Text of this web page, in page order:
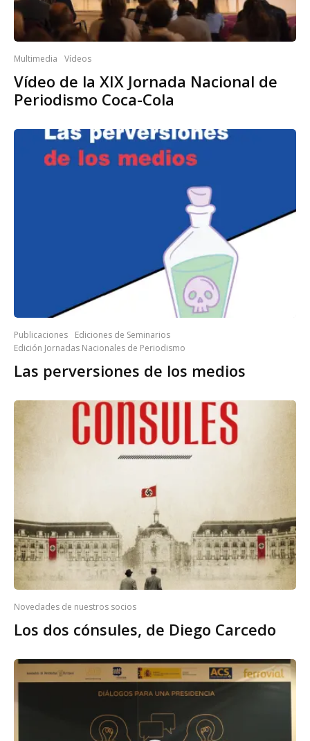
Multimedia Vídeos
Vídeo de la XIX Jornada Nacional de
Periodismo Coca-Cola
Publicaciones
Ediciones de Seminarios
Edición Jornadas Nacionales de Periodismo
Las perversiones de los medios
Novedades de nuestros socios
Los dos cónsules, de Diego Carcedo